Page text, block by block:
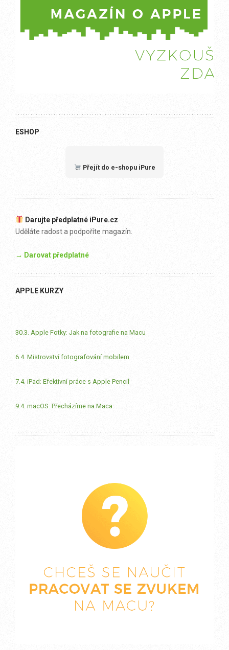
ESHOP
Přejít do e-shopu iPure
Darujte předplatné iPure.cz
Uděláte radost a podpoříte magazín.
→ Darovat předplatné
APPLE KURZY
30.3. Apple Fotky: Jak na fotografie na Macu
6.4. Mistrovství fotografování mobilem
7.4. iPad: Efektivní práce s Apple Pencil
9.4. macOS: Přecházíme na Maca